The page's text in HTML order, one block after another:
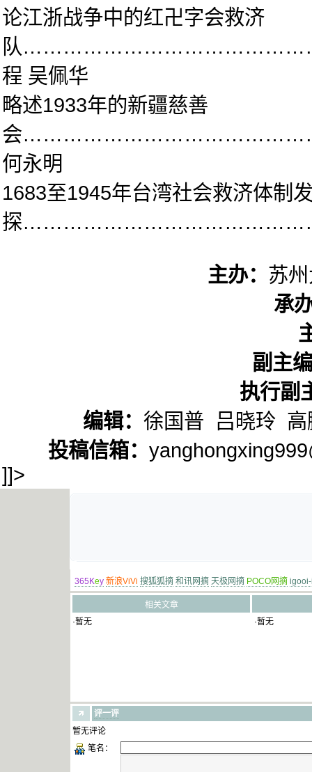
论江浙战争中的红卍字会救济
队
程 吴佩华
略述1933年的新疆慈善
会
何永明
1683至1945年台湾社会救济体制
探
主办： 苏
承
副主
执行副
编辑： 徐国普 吕晓玲
投稿信箱：
]]>
365Key 新浪ViVi 搜狐狐摘 和讯网摘 天极网摘 POCO网摘
相关文章
·暂无
·暂无
评一评
暂无评论
笔名：